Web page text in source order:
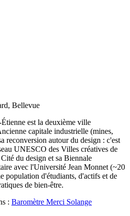
Bellevue
est la deuxième ville
capitale industrielle (mines,
reconversion autour du design : c'est
UNESCO des Villes créatives de
du design et sa Biennale
avec l'Université Jean Monnet (~20
population d'étudiants, d'actifs et de
de bien-être.
: Baromètre Merci Solange